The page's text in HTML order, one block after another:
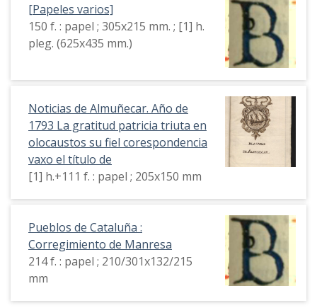
[Papeles varios]
150 f. : papel ; 305x215 mm. ; [1] h.
pleg. (625x435 mm.)
Noticias de Almuñecar. Año de
1793 La gratitud patricia triuta en
olocaustos su fiel corespondencia
vaxo el título de
[1] h.+111 f. : papel ; 205x150 mm
Pueblos de Cataluña :
Corregimiento de Manresa
214 f. : papel ; 210/301x132/215
mm